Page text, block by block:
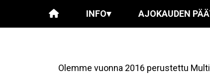
INFO▾ AJOKAUDEN
Olemme vuonna 2016 perustettu